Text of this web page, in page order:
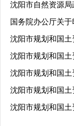
沈阳市自然资源
国务院办公厅关
沈阳市规划和国
沈阳市规划和国
沈阳市规划和国
沈阳市规划和国
沈阳市规划和国